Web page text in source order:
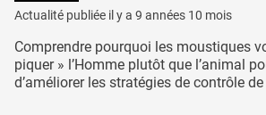
Actualité publiée il y a 9 années 10 mois
Comprendre pourquoi les moustiques
piquer » l’Homme plutôt que l’animal
d’améliorer les stratégies de contrôle de